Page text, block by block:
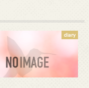
diary